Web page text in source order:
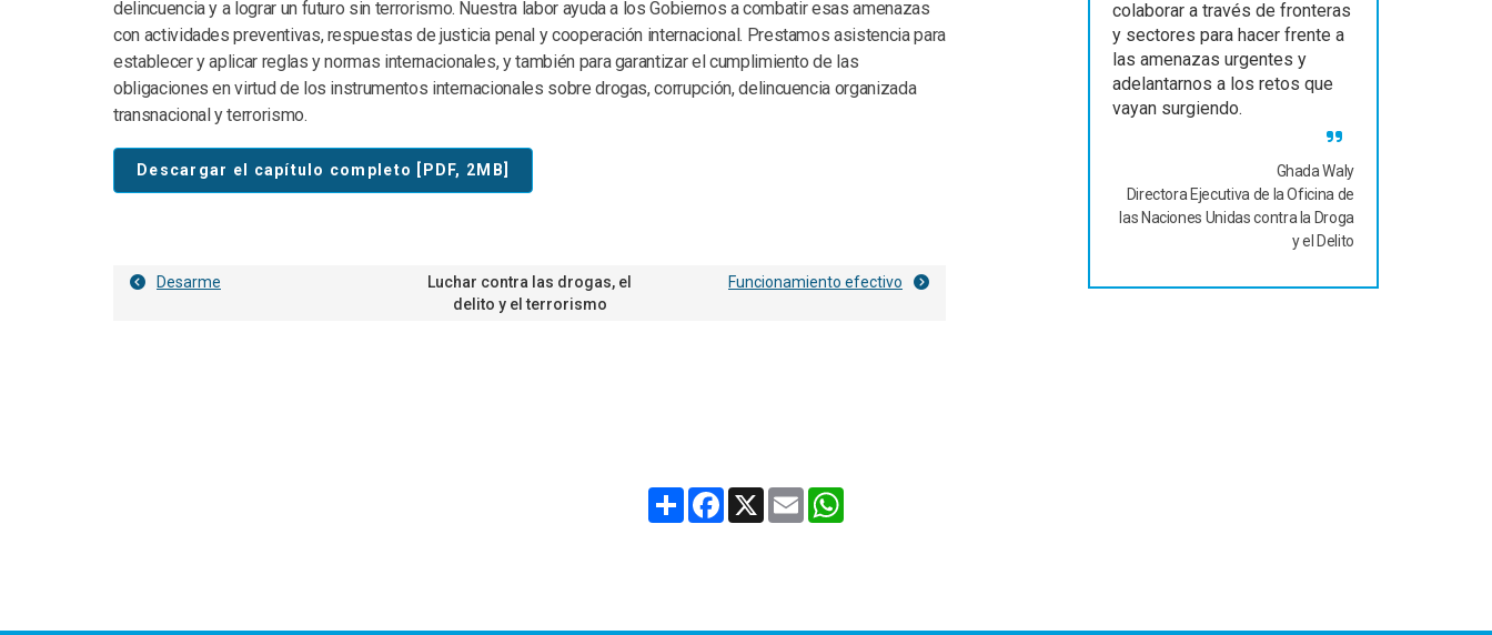
delincuencia y a lograr un futuro sin terrorismo. Nuestra labor ayuda a los Gobiernos a combatir esas amenazas
con actividades preventivas, respuestas de justicia penal y cooperación internacional. Prestamos asistencia para
establecer y aplicar reglas y normas internacionales, y también para garantizar el cumplimiento de las
obligaciones en virtud de los instrumentos internacionales sobre drogas, corrupción, delincuencia organizada
transnacional y terrorismo.
Descargar el capítulo completo [PDF, 2MB]
Desarme
Luchar contra las drogas, el
delito y el terrorismo
Funcionamiento efectivo
colaborar a través de fronteras
y sectores para hacer frente a
las amenazas urgentes y
adelantarnos a los retos que
vayan surgiendo.
Ghada Waly
Directora Ejecutiva de la Oficina de
las Naciones Unidas contra la Droga
y el Delito
Share Facebook
X Email